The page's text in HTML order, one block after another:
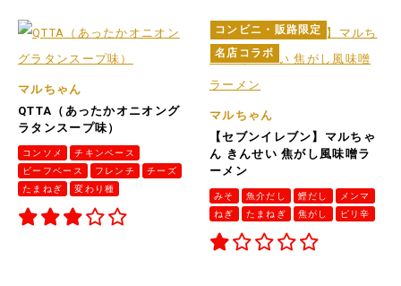
マルちゃん
QTTA（あったかオニオング
ラタンスープ味）
コンソメ
チキンベース
ビーフベース
フレンチ
チーズ
たまねぎ
変わり種
コンビニ・販路限定
名店コラボ
マルちゃん
【セブンイレブン】マルちゃ
ん きんせい 焦がし風味噌ラ
ーメン
みそ 魚介だし 鰹だし
メンマ
ねぎ
たまねぎ 焦がし ピリ辛